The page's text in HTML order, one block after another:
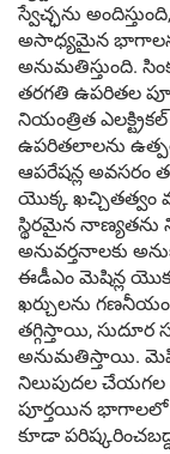
స్వేచ్ఛను
అసాధ్యమైన
అనుమతిస్తుంది.
తరగతి ఉపరితల
నియంత్రిత
ఉపరితలాలను
ఆపరేషన్ల అవసరం
యొక్క ఖచ్చితత్వం
స్థిరమైన నాణ్యతను
అనువర్తనాలకు
ఈడీఎం మెషిన్ల
ఖర్చులను
తగ్గిస్తాయి,
అనుమతిస్తాయి.
నిలుపుదల
పూర్తయిన భాగాలలో
కూడా